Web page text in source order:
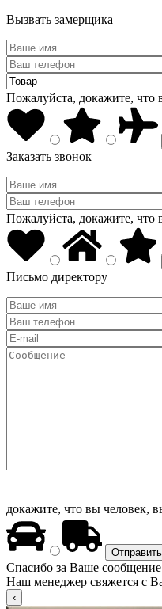
Вызвать замерщика
Пожалуйста, докажите, что
Заказать звонок
Пожалуйста, докажите, что
Письмо директору
докажите, что вы человек,
Спасибо за Ваше
Наш менеджер свяжется с